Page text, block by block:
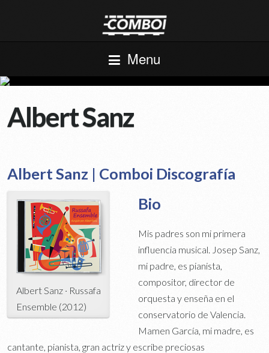
Menu
Albert Sanz
Albert Sanz | Comboi Discografía
Albert Sanz · Russafa
Ensemble (2012)
Bio
Mis padres son mi primera
influencia musical. Josep Sanz,
mi padre, es pianista,
compositor, director de
orquesta y enseña en el
conservatorio de Valencia.
Mamen García, mi madre, es
cantante, pianista, gran actriz y escribe preciosas